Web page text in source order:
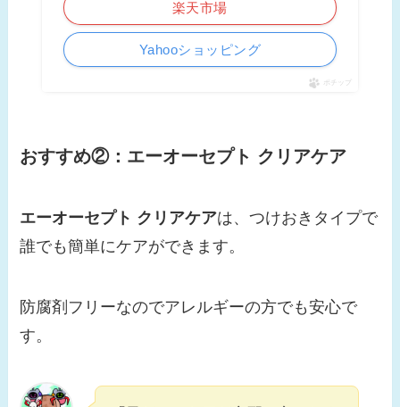
楽天市場
Yahooショッピング
ポチップ
おすすめ②：エーオーセプト クリアケア
エーオーセプト クリアケアは、つけおきタイプで
誰でも簡単にケアができます。
防腐剤フリーなのでアレルギーの方でも安心で
す。